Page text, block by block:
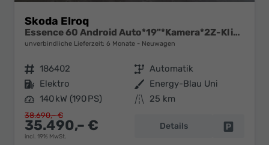
Skoda Elroq
Essence 60 Android Auto*19"*Kamera*2Z-Klimaauto*Totwinkel*LED*Tempomat
unverbindliche Lieferzeit: 6 Monate Neuwagen
Fahrzeugnr. 186402 Getriebe Automatik
Kraftstoff Elektro Außenfarbe Energy-Blau Uni
Leistung 140 kW (190 PS) Kilometerstand 25 km
35.490,– €
incl. 19% MwSt.
38.690,– €
Details